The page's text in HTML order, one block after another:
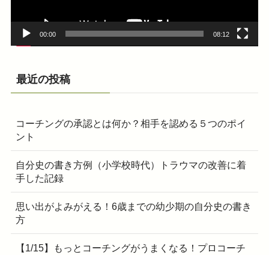
00:00 08:12
最近の投稿
コーチングの承認とは何か？相手を認める５つのポイ
ント
自分史の書き方例（小学校時代）トラウマの改善に着
手した記録
思い出がよみがえる！6歳までの幼少期の自分史の書き
方
【1/15】もっとコーチングがうまくなる！プロコーチ